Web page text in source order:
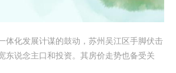
体化发展计谋的鼓动，苏州吴江区手脚伏击
东说念主口和投资。其房价走势也备受关